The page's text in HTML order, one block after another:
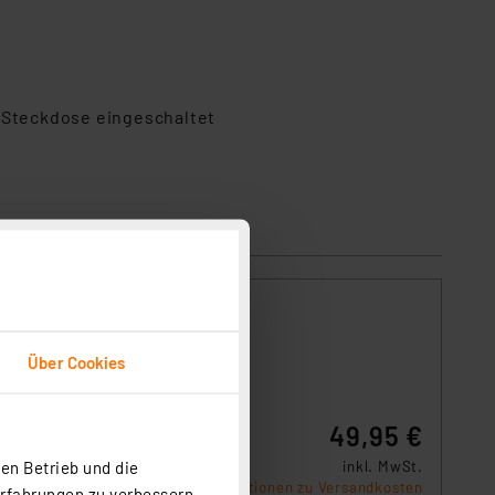
Über Cookies
Betrieb und die
eingeschaltet
49,95 €
inkl. MwSt.
Informationen zu Versandkosten